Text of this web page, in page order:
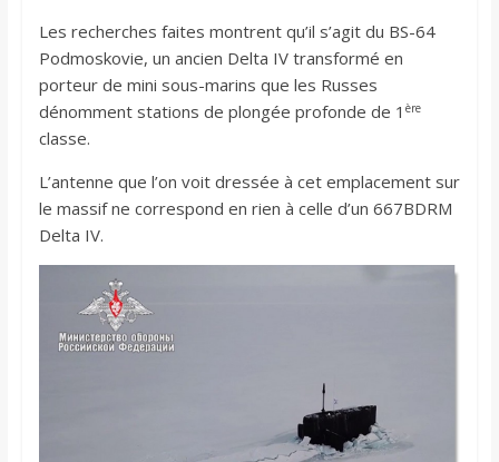
Les recherches faites montrent qu’il s’agit du BS-64
Podmoskovie, un ancien Delta IV transformé en
porteur de mini sous-marins que les Russes
dénomment stations de plongée profonde de 1 ère
classe.
L’antenne que l’on voit dressée à cet emplacement sur
le massif ne correspond en rien à celle d’un 667BDRM
Delta IV.